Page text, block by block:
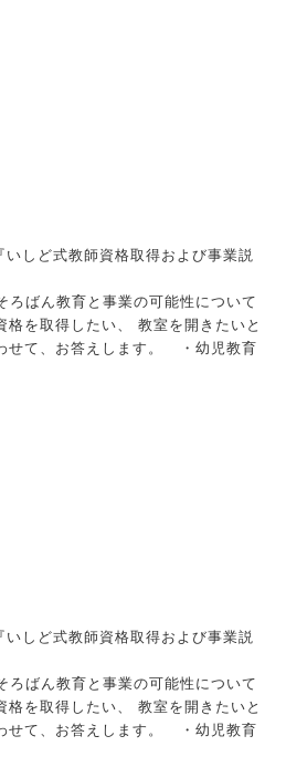
しど式教師資格取得および事業説
ばん教育と事業の可能性について
格を取得したい、 教室を開きたいと
せて、お答えします。 ・幼児教育
しど式教師資格取得および事業説
ばん教育と事業の可能性について
格を取得したい、 教室を開きたいと
せて、お答えします。 ・幼児教育